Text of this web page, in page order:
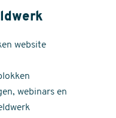
website
webinars en